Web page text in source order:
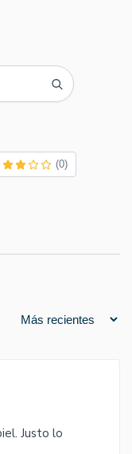
(0)
Justo lo